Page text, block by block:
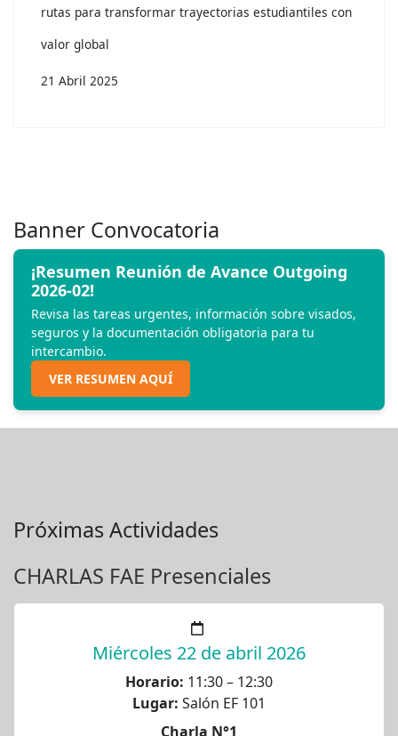
rutas para transformar trayectorias estudiantiles con
valor global
21 Abril 2025
Banner Convocatoria
¡Resumen Reunión de Avance Outgoing
2026-02!
Revisa las tareas urgentes, información sobre visados,
seguros y la documentación obligatoria para tu
intercambio.
VER RESUMEN AQUÍ
Próximas Actividades
CHARLAS FAE Presenciales
Miércoles 22 de abril 2026
Horario: 11:30 – 12:30
Lugar: Salón EF 101
Charla N°1